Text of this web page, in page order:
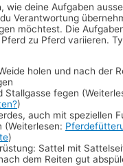
wie deine Aufgaben
Verantwortung
möchtest. Die
zu Pferd variieren.
holen und nach der
Stallgasse fegen
)
auch mit speziellen
(Weiterlesen:
)
Sattel mit
dem Reiten gut